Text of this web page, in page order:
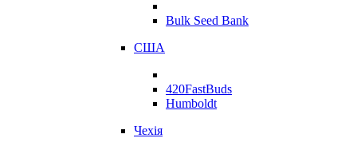
Bulk Seed Bank
США
420FastBuds
Humboldt
Чехія